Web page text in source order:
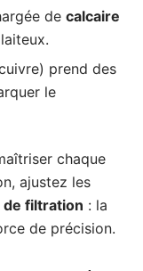
de calcaire
prend des
le
chaque
ajustez les
filtration : la
de précision.